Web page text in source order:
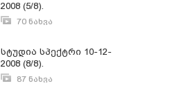
2008 (5/8).
საზოგადოებრივპოლიტიკური
70 ნახვა
სტუდია სპექტრი 10-12-
2008 (8/8).
საზოგადოებრივპოლიტიკური
87 ნახვა